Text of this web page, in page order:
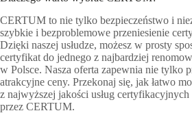
CERTUM to nie tylko bezpieczeństwo i
szybkie i bezproblemowe przeniesienie
Dzięki naszej usłudze, możesz w prosty
certyfikat do jednego z najbardziej
w Polsce. Nasza oferta zapewnia nie tylko
atrakcyjne ceny. Przekonaj się, jak łatwo
z najwyższej jakości usług
przez CERTUM.